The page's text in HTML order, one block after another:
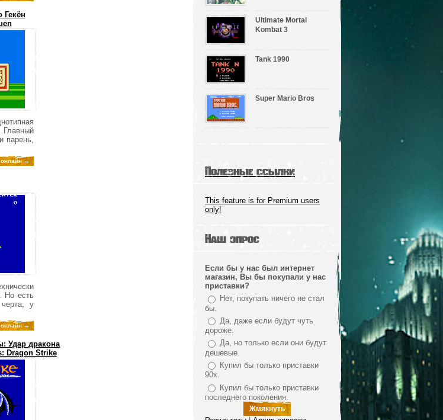
Гекён
Главный
парень,
онлайн →
Но есть
у
онлайн →
Удар дракона
Dragon Strike
Ultimate Mortal
Kombat 3
Tank 1990
Super Mario Bros
Полезные ссылки
This feature is for Premium users
only!
Наш опрос
Если бы у нас был интернет
магазин, Вы бы покупали у нас
приставки?
Нет, покупать ничего не стал
бы.
Да, даже если будут чуть
дороже.
Да, но только если они будут
дешевые.
Купил бы только приставки
90х.
Купил бы только приставки
последнего поколения.